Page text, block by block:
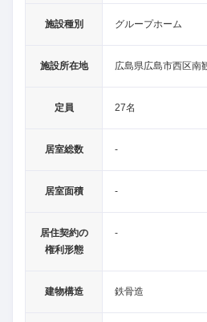
施設種別 グループホーム
施設所在地 広島県広島市西区南
定員 27名
居室総数 -
居室面積 -
居住契約の
権利形態
-
建物構造 鉄骨造